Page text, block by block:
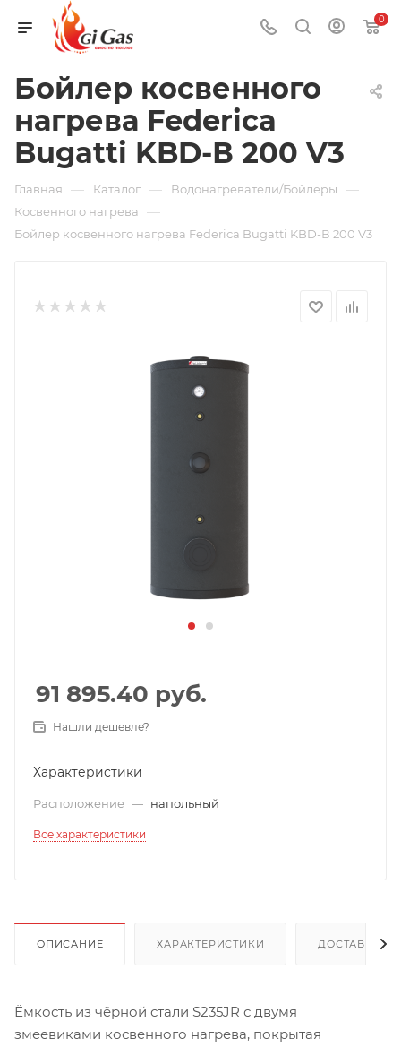
0
Бойлер косвенного
нагрева Federica
Bugatti KBD-В 200 V3
Главная — Каталог — Водонагреватели/Бойлеры —
Косвенного нагрева —
Бойлер косвенного нагрева Federica Bugatti KBD-В 200 V3
91 895.40 руб.
Нашли дешевле?
Характеристики
Расположение — напольный
Все характеристики
ОПИСАНИЕ ХАРАКТЕРИСТИКИ ДОСТАВКА
Ёмкость из чёрной стали S235JR с двумя
змеевиками косвенного нагрева, покрытая